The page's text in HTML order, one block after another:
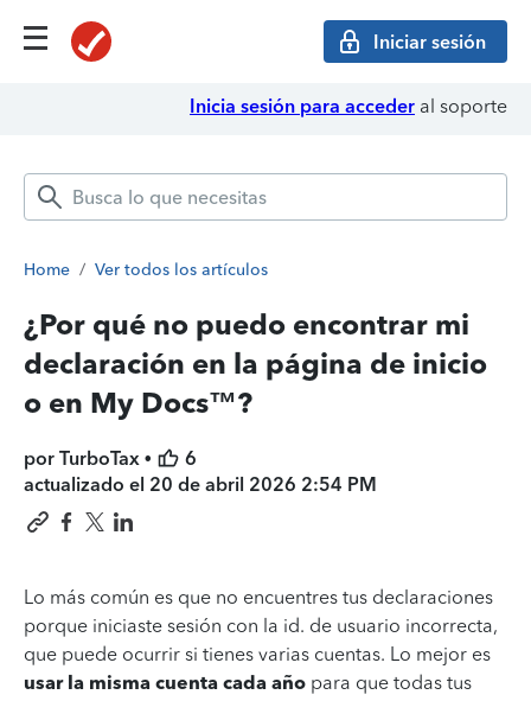
Iniciar sesión
Inicia sesión para acceder al soporte
Home / Ver todos los artículos
¿Por qué no puedo encontrar mi
declaración en la página de inicio
o en My Docs™?
por TurboTax •
6
actualizado el 20 de abril 2026 2:54 PM
Lo más común es que no encuentres tus declaraciones
porque iniciaste sesión con la id. de usuario incorrecta,
que puede ocurrir si tienes varias cuentas. Lo mejor es
usar la misma cuenta cada año para que todas tus